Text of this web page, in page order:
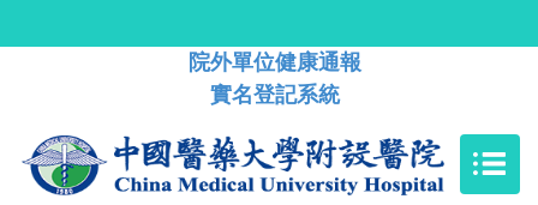
院外單位健康通報
實名登記系統